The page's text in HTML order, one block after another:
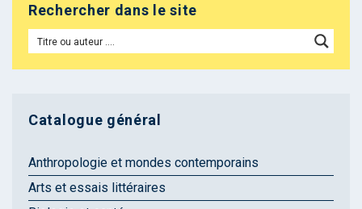
Rechercher dans le site
Catalogue général
Anthropologie et mondes contemporains
Arts et essais littéraires